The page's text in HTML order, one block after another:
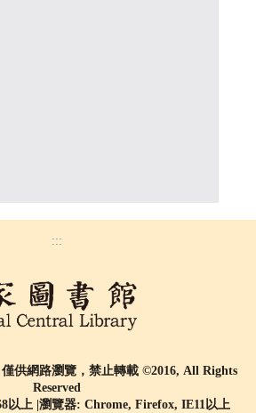
:::
供網路瀏覽，禁止轉載 ©2016, All Rights
Reserved
以上 |瀏覽器: Chrome, Firefox, IE11以上